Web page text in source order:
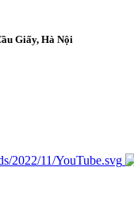
Giấy, Hà Nội